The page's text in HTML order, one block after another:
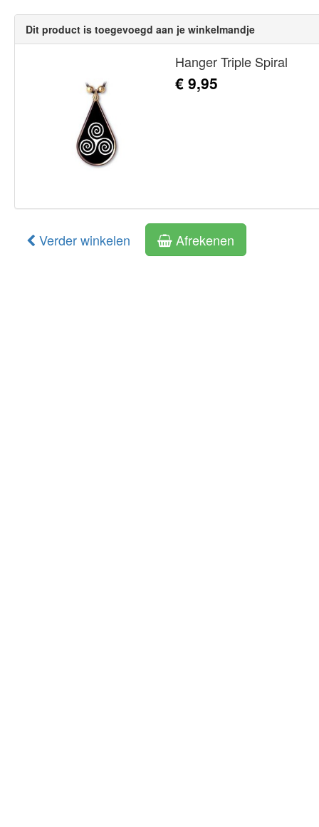
Dit product is toegevoegd aan je winkelmandje
Hanger Triple Spiral
€ 9,95
Verder winkelen Afrekenen